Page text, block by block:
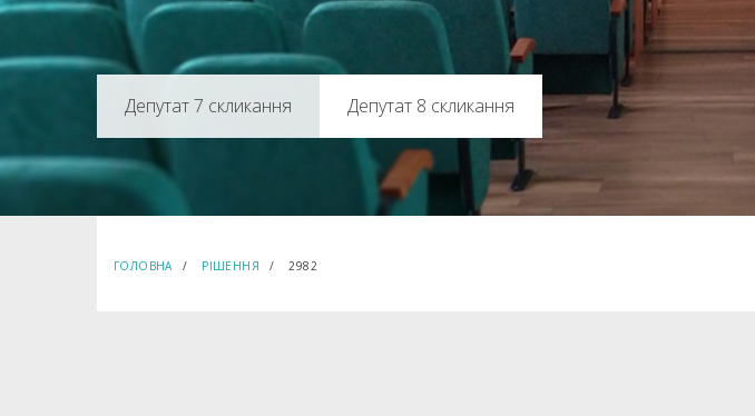
Депутат 8 скликання
ГОЛОВНА РІШЕННЯ 2982